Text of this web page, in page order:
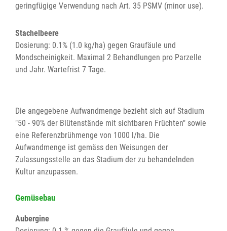
geringfügige Verwendung nach Art. 35 PSMV (minor use).
Stachelbeere
Dosierung: 0.1% (1.0 kg/ha) gegen Graufäule und
Mondscheinigkeit. Maximal 2 Behandlungen pro Parzelle
und Jahr. Wartefrist 7 Tage.
Die angegebene Aufwandmenge bezieht sich auf Stadium
"50 - 90% der Blütenstände mit sichtbaren Früchten" sowie
eine Referenzbrühmenge von 1000 l/ha. Die
Aufwandmenge ist gemäss den Weisungen der
Zulassungsstelle an das Stadium der zu behandelnden
Kultur anzupassen.
Gemüsebau
Aubergine